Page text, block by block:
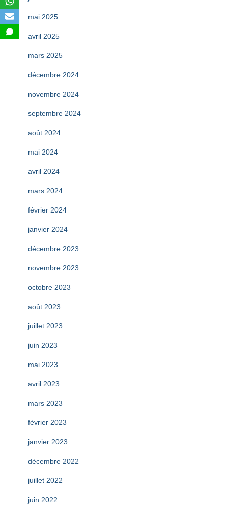
mai 2025
avril 2025
mars 2025
décembre 2024
novembre 2024
septembre 2024
août 2024
mai 2024
avril 2024
mars 2024
février 2024
janvier 2024
décembre 2023
novembre 2023
octobre 2023
août 2023
juillet 2023
juin 2023
mai 2023
avril 2023
mars 2023
février 2023
janvier 2023
décembre 2022
juillet 2022
juin 2022